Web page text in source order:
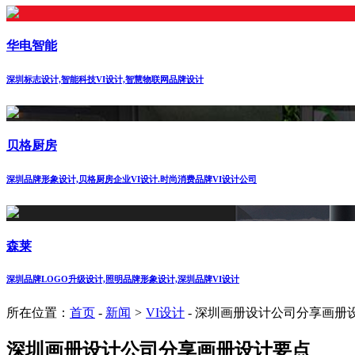
华电智能
深圳标志设计,智能科技VI设计,智慧物联网品牌设计
贝格厨房
深圳品牌形象设计,贝格厨房企业VI设计.时尚消费品牌VI设计公司
森莱
深圳品牌LOGO升级设计,照明品牌形象设计,深圳品牌VI设计
所在位置： 首页 - 新闻 > VI设计 - 深圳画册设计公司分享画册
深圳画册设计公司分享画册设计要点